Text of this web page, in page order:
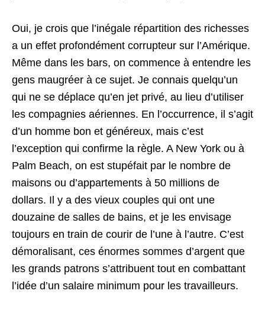
Oui, je crois que l’inégale répartition des richesses
a un effet profondément corrupteur sur l’Amérique.
Même dans les bars, on commence à entendre les
gens maugréer à ce sujet. Je connais quelqu’un
qui ne se déplace qu’en jet privé, au lieu d’utiliser
les compagnies aériennes. En l’occurrence, il s’agit
d’un homme bon et généreux, mais c’est
l’exception qui confirme la règle. A New York ou à
Palm Beach, on est stupéfait par le nombre de
maisons ou d’appartements à 50 millions de
dollars. Il y a des vieux couples qui ont une
douzaine de salles de bains, et je les envisage
toujours en train de courir de l’une à l’autre. C’est
démoralisant, ces énormes sommes d’argent que
les grands patrons s’attribuent tout en combattant
l’idée d’un salaire minimum pour les travailleurs.